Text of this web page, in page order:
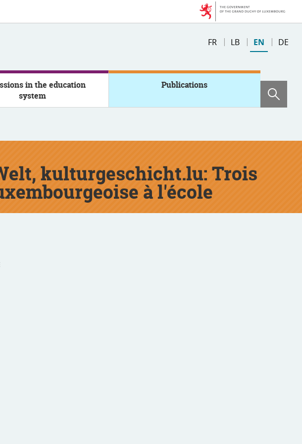
Change
FR LB EN DE
in the education
system
Publications
kulturgeschicht.lu: Trois
à l'école